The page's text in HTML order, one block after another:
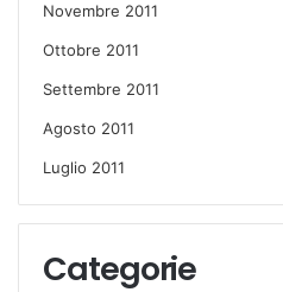
Novembre 2011
Ottobre 2011
Settembre 2011
Agosto 2011
Luglio 2011
Categorie